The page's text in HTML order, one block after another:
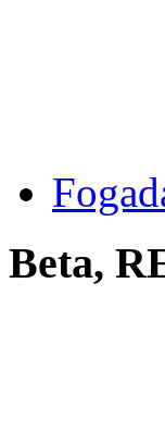
Beta,